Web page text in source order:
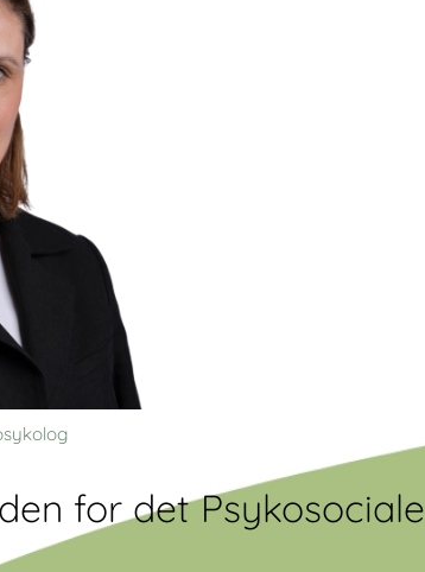
for det Psykosociale